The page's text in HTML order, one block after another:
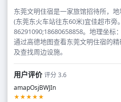
东莞文明住宿是一家旅馆招待所，
(东莞东火车站往东60米)宜佳超市旁
86291090;18680658858。地理坐标
通过高德地图查看东莞文明住宿的
及查找周边设施。
用户评价评分 3.6
amapOsjBWJIn
★★★★★